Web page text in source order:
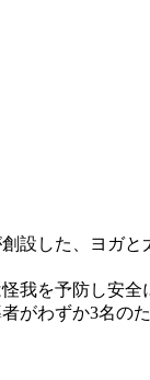
設した、ヨガ
我を予防し安全
がわずか3名の